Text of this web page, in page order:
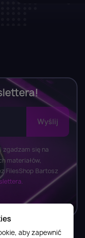
zgadzam się na
materiałów,
FilesShop Bartosz
aby zapewnić